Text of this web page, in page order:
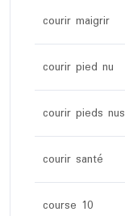
courir maigrir
courir pied nu
courir pieds nus
courir santé
course 10